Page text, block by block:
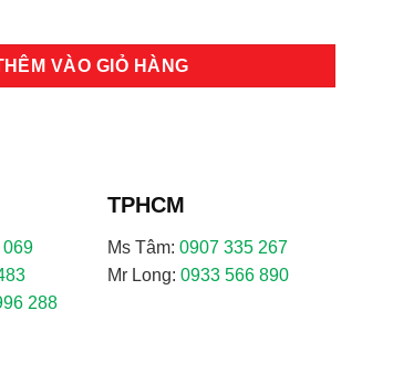
lượng
VÀO GIỎ HÀNG
069
288
TPHCM
Ms Tâm: 0907 335 267
Mr Long: 0933 566 890